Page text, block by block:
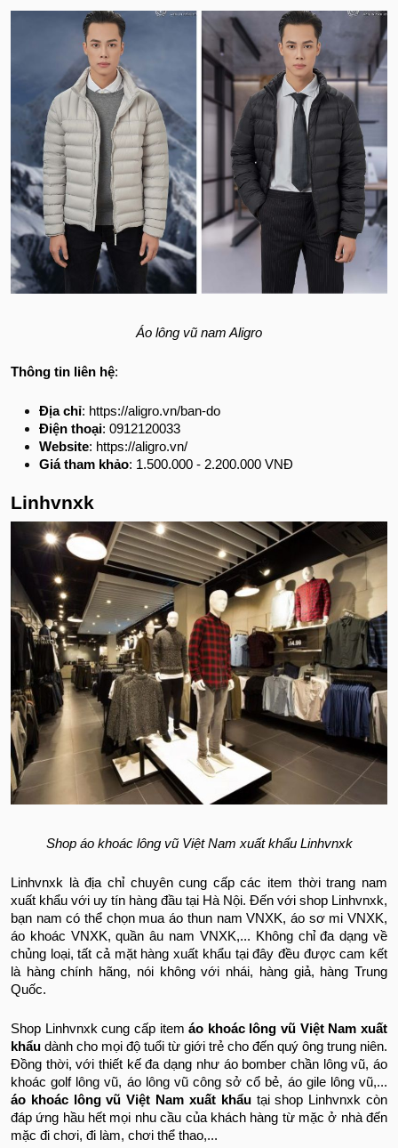
Áo lông vũ nam Aligro
Thông tin liên hệ:
Địa chỉ: https://aligro.vn/ban-do
Điện thoại: 0912120033
Website: https://aligro.vn/
Giá tham khảo: 1.500.000 - 2.200.000 VNĐ
Linhvnxk
Shop áo khoác lông vũ Việt Nam xuất khẩu Linhvnxk
Linhvnxk là địa chỉ chuyên cung cấp các item thời trang nam
xuất khẩu với uy tín hàng đầu tại Hà Nội. Đến với shop Linhvnxk,
bạn nam có thể chọn mua áo thun nam VNXK, áo sơ mi VNXK,
áo khoác VNXK, quần âu nam VNXK,... Không chỉ đa dạng về
chủng loại, tất cả mặt hàng xuất khẩu tại đây đều được cam kết
là hàng chính hãng, nói không với nhái, hàng giả, hàng Trung
Quốc.
Shop Linhvnxk cung cấp itemáo khoác lông vũ Việt Nam xuất
khẩu dành cho mọi độ tuổi từ giới trẻ cho đến quý ông trung niên.
Đồng thời, với thiết kế đa dạng như áo bomber chần lông vũ, áo
khoác golf lông vũ, áo lông vũ công sở cổ bẻ, áo gile lông vũ,...
áo khoác lông vũ Việt Nam xuất khẩutại shop Linhvnxk còn
đáp ứng hầu hết mọi nhu cầu của khách hàng từ mặc ở nhà đến
mặc đi chơi, đi làm, chơi thể thao,...